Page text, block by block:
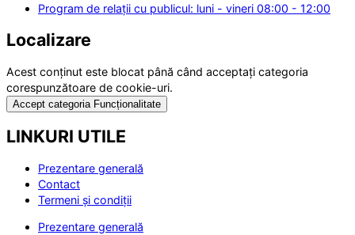
Program de relații cu publicul: luni - vineri 08:00 - 12:00
Localizare
Acest conținut este blocat până când acceptați categoria
corespunzătoare de cookie-uri.
Accept categoria Funcționalitate
LINKURI UTILE
Prezentare generală
Contact
Termeni și condiții
Prezentare generală